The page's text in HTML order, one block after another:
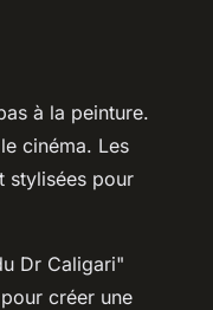
à la peinture.
cinéma. Les
stylisées pour
Dr Caligari"
créer une